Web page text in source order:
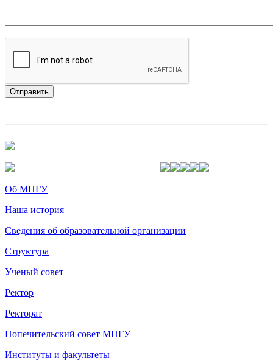
Об МПГУ
Наша история
Сведения об образовательной организации
Структура
Ученый совет
Ректор
Ректорат
Попечительский совет МПГУ
Институты и факультеты